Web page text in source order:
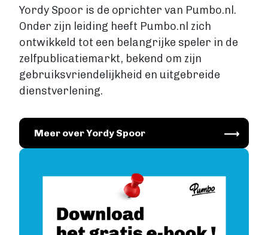
Yordy Spoor is de oprichter van Pumbo.nl.
Onder zijn leiding heeft Pumbo.nl zich
ontwikkeld tot een belangrijke speler in de
zelfpublicatiemarkt, bekend om zijn
gebruiksvriendelijkheid en uitgebreide
dienstverlening.
Image
Meer over Yordy Spoor